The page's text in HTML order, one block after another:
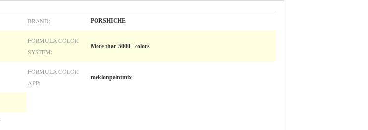
BRAND: PORSHICHE
FORMULA COLOR
SYSTEM:
More than 5000+ colors
FORMULA COLOR
APP:
meklonpaintmix